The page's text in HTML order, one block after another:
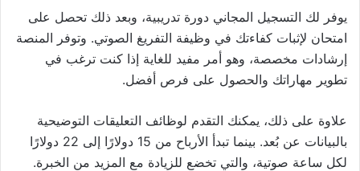
يوفر لك التسجيل المجاني دورة تدريبية، وبعد ذلك تحصل على
امتحان لإثبات كفاءتك في وظيفة التفريغ الصوتي. وتوفر المنصة
إرشادات مخصصة، وهو أمر مفيد للغاية إذا كنت ترغب في
تطوير مهاراتك والحصول على فرص أفضل.
علاوة على ذلك، يمكنك التقدم لوظائف التعليقات التوضيحية
بالبيانات عن بُعد. بينما تبدأ الأرباح من 15 دولارًا إلى 22 دولارًا
لكل ساعة صوتية، والتي تخضع للزيادة مع المزيد من الخبرة.